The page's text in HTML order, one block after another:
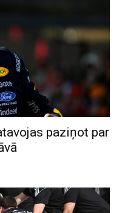
paziņot par